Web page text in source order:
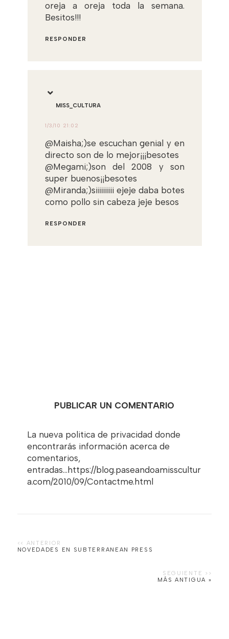
oreja a oreja toda la semana.
Besitos!!!
RESPONDER
MISS_CULTURA
1/3/10 21:02
@Maisha;)se escuchan genial y en
directo son de lo mejor¡¡¡besotes
@Megami;)son del 2008 y son
super buenos¡¡besotes
@Miranda;)siiiiiiiii ejeje daba botes
como pollo sin cabeza jeje besos
RESPONDER
PUBLICAR UN COMENTARIO
La nueva politica de privacidad donde
encontrarás información acerca de
comentarios,
entradas...https://blog.paseandoamisscultur
a.com/2010/09/Contactme.html
NOVEDADES EN SUBTERRANEAN PRESS
MÁS ANTIGUA »